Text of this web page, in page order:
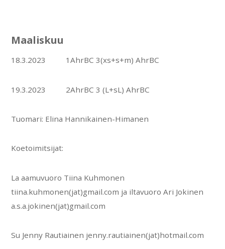
Maaliskuu
18.3.2023 1AhrBC 3(xs+s+m) AhrBC
19.3.2023 2AhrBC 3 (L+sL) AhrBC
Tuomari: Elina Hannikainen-Himanen
Koetoimitsijat:
La aamuvuoro Tiina Kuhmonen
tiina.kuhmonen(jat)gmail.com ja iltavuoro Ari Jokinen
a.s.a.jokinen(jat)gmail.com
Su Jenny Rautiainen jenny.rautiainen(jat)hotmail.com